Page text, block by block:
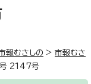
報むさしの > 市報むさ
号 2147号